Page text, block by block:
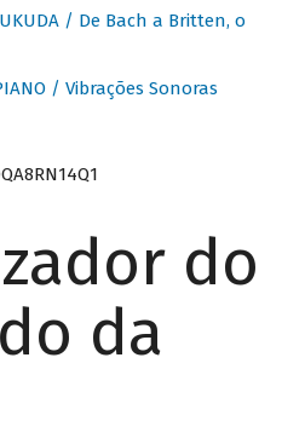
/ De Bach a Britten, o
/ Vibrações Sonoras
do
da